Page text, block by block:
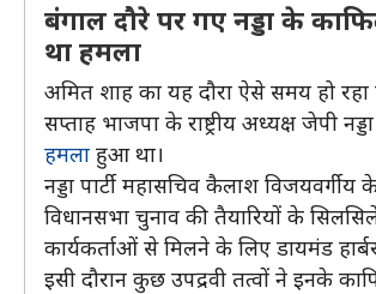
बंगाल दौरे पर गए नड्डा के
था हमला
अमित शाह का यह दौरा ऐसे समय हो
सप्ताह भाजपा के राष्ट्रीय अध्यक्ष जेपी
हमला हुआ था।
नड्डा पार्टी महासचिव कैलाश विजयवर्गीय
विधानसभा चुनाव की तैयारियों के
कार्यकर्ताओं से मिलने के लिए डायमंड
इसी दौरान कुछ उपद्रवी तत्वों ने इनके